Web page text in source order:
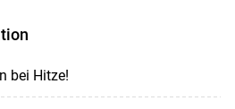
bei Hitze!